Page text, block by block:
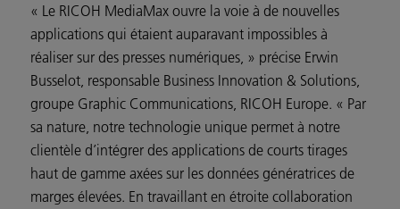
« Le RICOH MediaMax ouvre la voie à de nouvelles
applications qui étaient auparavant impossibles à
réaliser sur des presses numériques, » précise Erwin
Busselot, responsable Business Innovation & Solutions,
groupe Graphic Communications, RICOH Europe. « Par
sa nature, notre technologie unique permet à notre
clientèle d’intégrer des applications de courts tirages
haut de gamme axées sur les données génératrices de
marges élevées. En travaillant en étroite collaboration